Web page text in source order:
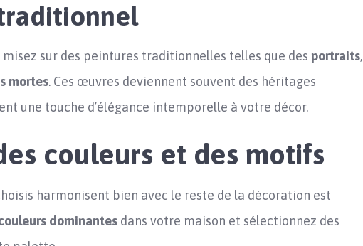
misez sur des peintures traditionnelles telles que des portraits,
mortes. Ces œuvres deviennent souvent des héritages
une touche d’élégance intemporelle à votre décor.
couleurs et des motifs
harmonisent bien avec le reste de la décoration est
dominantes dans votre maison et sélectionnez des